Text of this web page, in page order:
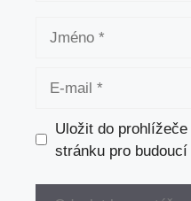
Uložit do
stránku pro